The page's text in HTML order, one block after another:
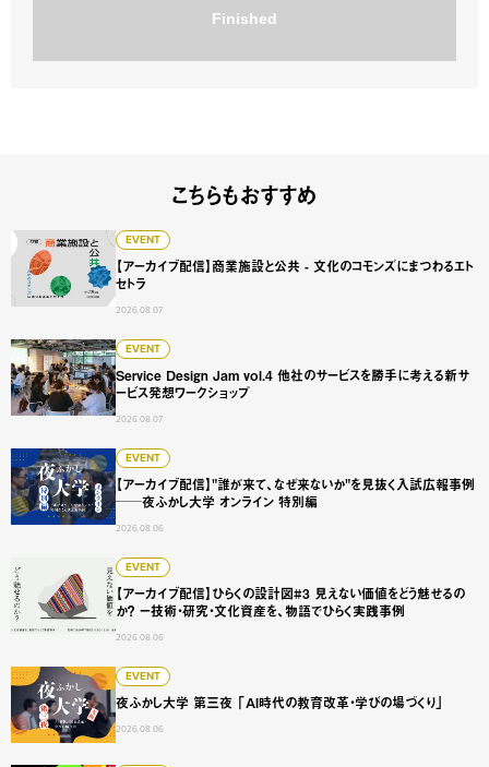
Finished
こちらもおすすめ
EVENT
【アーカイブ配信】商業施設と公共 - 文化のコモンズにまつわるエト
セトラ
2026.08.07
【アーカイブ配信】商業施設と公共 - 文化のコモンズにまつ
EVENT
Service Design Jam vol.4 他社のサービスを勝手に考える新サ
ービス発想ワークショップ
2026.08.07
Service Design Jam vol.4 他社のサービスを勝手に考える
EVENT
【アーカイブ配信】"誰が来て、なぜ来ないか"を見抜く入試広報事例
──夜ふかし大学 オンライン 特別編
2026.08.06
【アーカイブ配信】"誰が来て、なぜ来ないか"を見抜く入
EVENT
【アーカイブ配信】ひらくの設計図#3 見えない価値をどう魅せるの
か？ ー技術・研究・文化資産を、物語でひらく実践事例
2026.08.06
【アーカイブ配信】ひらくの設計図#3 見えない価値をどう
EVENT
夜ふかし大学 第三夜 「AI時代の教育改革・学びの場づくり」
2026.08.06
夜ふかし大学 第三夜 「AI時代の教育改革・学びの場づくり」